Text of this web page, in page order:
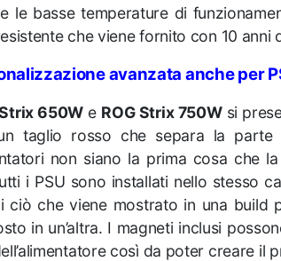
le basse temperature di
che viene fornito con 10 anni
avanzata anche per
650W e ROG Strix 750Wsi
taglio rosso che separa la parte
non siano la prima cosa che
i PSU sono installati nello stesso
ciò che viene mostrato in una build
in un’altra. I magneti inclusi
così da poter creare il